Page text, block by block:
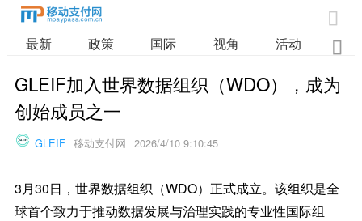

最新 政策 国际 视角 活动 业

GLEIF加入世界数据组织（WDO），成为
创始成员之一
GLEIF 移动支付网 2026/4/10 9:10:45
3月30日，世界数据组织（WDO）正式成立。该组织是全
球首个致力于推动数据发展与治理实践的专业性国际组